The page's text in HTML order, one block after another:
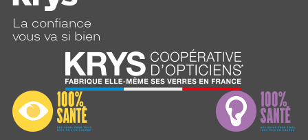
Dimensions
monture
La confiance
vous va si bien